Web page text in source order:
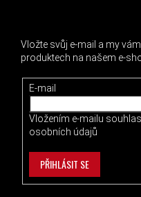
Vložte svůj e-mail a my
produktech na našem e-
E-mail
Vložením e-mailu
osobních údajů
PŘIHLÁSIT SE